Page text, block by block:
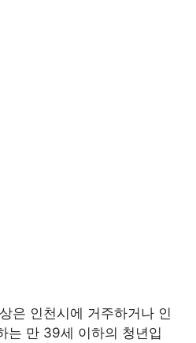
은 인천시에 거주하거나 인
는 만 39세 이하의 청년입